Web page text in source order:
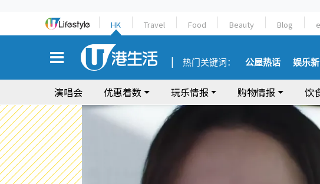
HK Travel Food Beauty Blog
热门关键词： 公屋热话 娱乐
演唱会 优惠着数 玩乐情报 购物情报 饮